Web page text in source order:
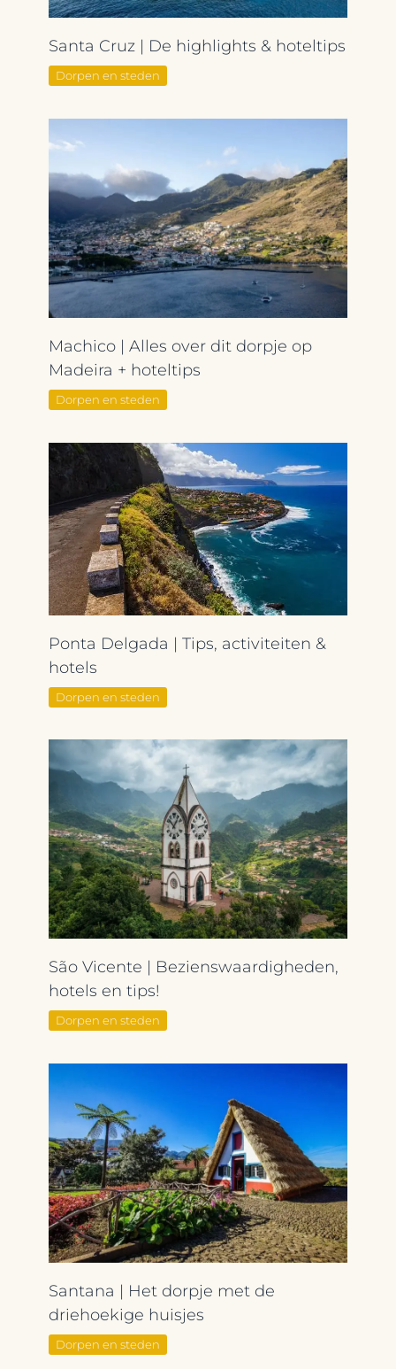
Santa Cruz | De highlights & hoteltips
Dorpen en steden
Machico | Alles over dit dorpje op
Madeira + hoteltips
Dorpen en steden
Ponta Delgada | Tips, activiteiten &
hotels
Dorpen en steden
São Vicente | Bezienswaardigheden,
hotels en tips!
Dorpen en steden
Santana | Het dorpje met de
driehoekige huisjes
Dorpen en steden